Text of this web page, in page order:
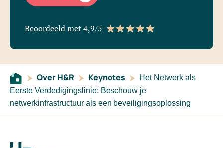
Beoordeeld met 4,9/5
Over H&R Keynotes
Het Netwerk als
Eerste Verdedigingslinie: Beschouw je
netwerkinfrastructuur als een beveiligingsoplossing